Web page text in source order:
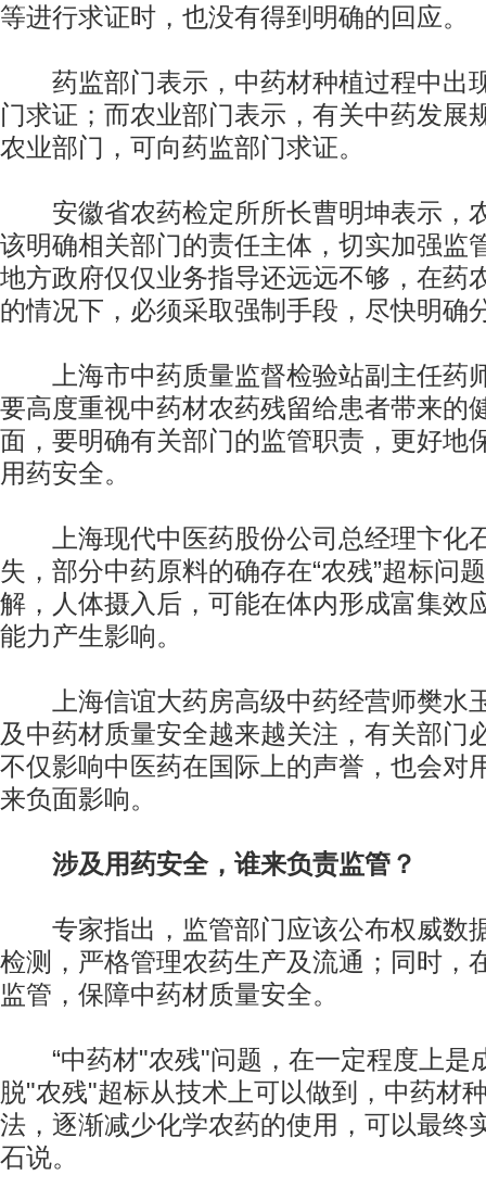
等进行求证时，也没有得到明确的回应。
药监部门表示，中药材种植过程中出
门求证；而农业部门表示，有关中药发展
农业部门，可向药监部门求证。
安徽省农药检定所所长曹明坤表示，
该明确相关部门的责任主体，切实加强监
地方政府仅仅业务指导还远远不够，在药
的情况下，必须采取强制手段，尽快明确
上海市中药质量监督检验站副主任药
要高度重视中药材农药残留给患者带来的
面，要明确有关部门的监管职责，更好地
用药安全。
上海现代中医药股份公司总经理卞化
失，部分中药原料的确存在“农残”超标问
解，人体摄入后，可能在体内形成富集效
能力产生影响。
上海信谊大药房高级中药经营师樊水
及中药材质量安全越来越关注，有关部门
不仅影响中医药在国际上的声誉，也会对
来负面影响。
涉及用药安全，谁来负责监管？
专家指出，监管部门应该公布权威数据
检测，严格管理农药生产及流通；同时，
监管，保障中药材质量安全。
“中药材"农残"问题，在一定程度上是
脱"农残"超标从技术上可以做到，中药材
法，逐渐减少化学农药的使用，可以最终
石说。